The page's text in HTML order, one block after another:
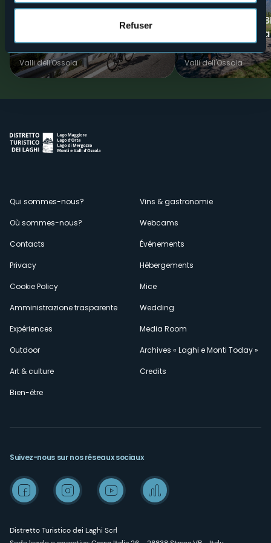
Refuser
CYCLOTOURISM: Giro d’Italia -
Domodossola/Cascata del
Toce
Valli dell'Ossola
ITINÉRAIRE
de la Toce:
de Villadossola
Valli dell'Ossola
Menù
secondario
Qui sommes-nous?
Où sommes-nous?
Contacts
Privacy
Cookie Policy
Amministrazione trasparente
Expériences
Outdoor
Art & culture
Bien-être
Vins & gastronomie
Webcams
Événements
Hébergements
Mice
Wedding
Media Room
Archives « Laghi e Monti Today »
Credits
Distretto Turistico dei Laghi Scrl
Suivez-nous sur nos réseaux sociaux